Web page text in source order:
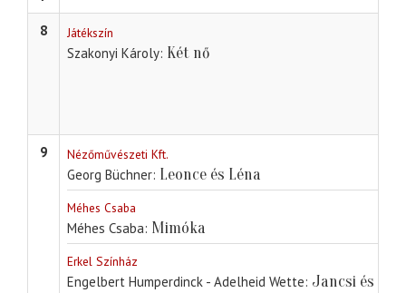
8
Játékszín
Szakonyi Károly Két nő
9 Nézőművészeti Kft.
Georg Büchner Leonce és Léna
Méhes Csaba
Méhes Csaba Mimóka
Erkel Színház
Engelbert Humperdinck - Adelheid Wette Jancsi és